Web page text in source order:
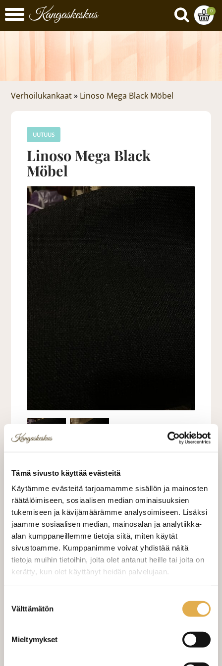
Tämä sivusto käyttää evästeitä
Käytämme evästeitä tarjoamamme sisällön ja mainosten
räätälöimiseen, sosiaalisen median ominaisuuksien
tukemiseen ja kävijämäärämme analysoimiseen. Lisäksi
jaamme sosiaalisen median, mainosalan ja analytiikka-
alan kumppaneillemme tietoja siitä, miten käytät
sivustoamme. Kumppanimme voivat yhdistää näitä
tietoja muihin tietoihin, joita olet antanut heille tai joita on
kerätty, kun olet käyttänyt heidän palvelujaan.
valinta
Välttämätön
Mieltymykset
0
Verhoilukankaat » Linoso Mega Black Möbel
UUTUUS
Linoso Mega Black
Möbel
Kankaan leveys 147cm. Hyvä verhoilukangas,
taustalla vaalea tukikangas. Jo vuosia
valikoimassamme ollut kestosuosikki nyt
supermustana mega Black-värinä.
Hankauskesto 40 000 Martindalea. Pinta on
moneen tyyliin sopiva, pinnan "kuviointia"
voit tarkastella myös muista Linoso Möbel-
väreistä, joiden kuvissa pinta näkyy
30,00 €